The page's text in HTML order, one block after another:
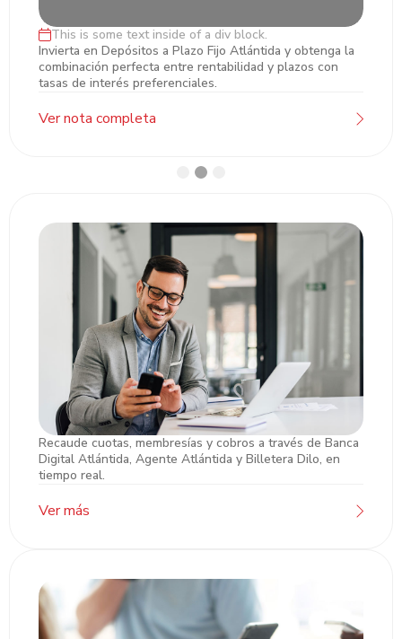
Inversiones en Plazo Fijo
This is some text inside of a div block.
Invierta en Depósitos a Plazo Fijo Atlántida y obtenga la
combinación perfecta entre rentabilidad y plazos con
tasas de interés preferenciales.
Ver nota completa
Caja Empresarial
Recaude cuotas, membresías y cobros a través de Banca
Digital Atlántida, Agente Atlántida y Billetera Dilo, en
tiempo real.
Ver más